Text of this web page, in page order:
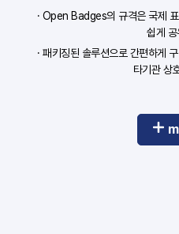
· Open Badges의 규격은 국제
쉽게
· 패키징된 솔루션으로 간편하게
타기관 상